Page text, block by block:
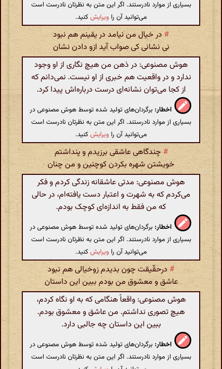
بسیاری از موارد نادرستند. اگر این متن به نظرتان نادرست است
می‌توانید آن را ویرایشکنید.
# در خیال من نیامد در یقینم هم نبود
نی نشانی کی صواب آید ازو دادن نشان
هوش مصنوعی: در ذهن من هیچ نگاری از او وجود
ندارد و در واقعیت هم خبری از او نیست. نمی‌دانم که
از کجا می‌توان نشانه‌ای درست درباره‌اش پیدا کرد.
اخطار: برگردان‌های تولید شده توسط هوش مصنوعی در
بسیاری از موارد نادرستند. اگر این متن به نظرتان نادرست است
می‌توانید آن را ویرایشکنید.
# چندگاهی عاشقی برزیدم و پنداشتم
خویشتن شهره بکردن کوچنین و من چنان
هوش مصنوعی: مدتی عاشقانه زندگی کردم و فکر
می‌کردم که به شهرت و اعتبار دست یافته‌ام، در حالی
که من فقط به اندازه‌ای کوچک بودم.
اخطار: برگردان‌های تولید شده توسط هوش مصنوعی در
بسیاری از موارد نادرستند. اگر این متن به نظرتان نادرست است
می‌توانید آن را ویرایشکنید.
# درحقّیقت چون بدیدم زوخیالی هم نبود
عاشق و معشوق من بودم ببین این داستان
هوش مصنوعی: واقعاً هنگامی که به او نگاه کردم،
هیچ تصوری نداشتم. من عاشق و معشوق بودم.
ببین این داستان چه جالبی دارد.
اخطار: برگردان‌های تولید شده توسط هوش مصنوعی در
بسیاری از موارد نادرستند. اگر این متن به نظرتان نادرست است